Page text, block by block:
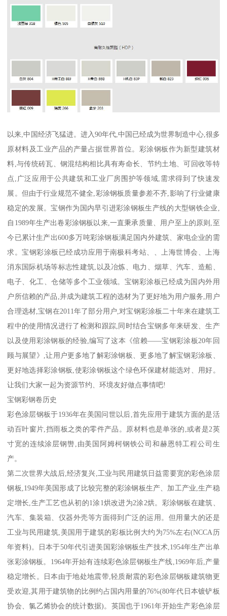
以来,中国经济飞猛进。进入90年代,中国已经成为世界制造中心,很多
原材料及工业产品的产量占据世界首位。彩涂钢板作为新型建筑材
料,与传统砖瓦、钢混结构相比具有寿命长、节约土地、可回收等特
点,广泛应用于公共建筑和工业厂房围护等领域,需求得到了快速发
展。但由于行业规范不健全,彩涂钢板质量参差不齐,影响了行业健康
稳定的发展。宝钢作为国内早引进彩涂钢板生产线的大型钢铁企业,
自1989年生产出卷彩涂钢板以来,一直秉承质量、用户至上的原则,至
今已累计生产出600多万吨彩涂钢板满足国内外建筑、家电企业的需
求。宝钢彩涂板已经成功应用于南极科考站、、上海世博会、上海
消东国际机场等标志性建筑,以及冶炼、电力、烟草、汽车、造船、
电子、化工、仓储等多个工业领域。宝钢彩涂板已经成为国内外用
户所信赖的产品,并成为建筑工程的选材为了更好地为用户服务,用户
合理选材,宝钢在2011年了部分用户,对宝钢彩涂板二十年来在建筑工
程中的使用情况进行了检测和跟踪,同时结合宝钢多年来研发、生产
以及使用彩涂钢板的经验,编写了这本《倌赖——宝钢彩涂板20年回
顾与展望》,让用户更多地了解彩涂钢板、更多地了解宝钢彩涂板、
更好地选择彩涂钢板,使彩涂钢板这个绿色环保建材能选对、用好。
让我们大家一起为资源节约、环境友好做点事情吧!
宝钢彩钢卷历史
彩色涂层钢板于1936年在美国问世以后,首先应用于建筑方面的是活
动百叶窗片,挡雨板之类的零件产品。原材料也是单张的,或者是2英
寸宽的连续涂层钢辔,由美国阿姆柯钢铁公司和赫恩特工程公司生
产。
第二次世界大战后,经济复兴,工业与民用建筑日益需要宽的彩色涂层
钢板,1949年美国形成了比较完整的彩涂钢板生产、加工产业,生产稳
定增长,生产工艺也从初的1涂1烘改进为2涂2烘。彩涂钢板在建筑、
汽车、集装箱、仪器外壳等方面得到广泛的运用。但用量大的还是
工业与民用建筑,美国用于建筑的彩板比例大约为75%左右(NCCA历
年资料)。日本于50年代引进美国彩涂钢板生产技术,1954年生产出单
张彩涂钢板。1964年开始有连续彩色涂层钢板生产线,1969年后,产量
稳定增长。日本由于地处地震带,轻质耐震的彩色涂层钢板建筑物更
受欢迎,其用于建筑物的比例约占国内用量的76%(80年代日本镀铲板
协会、氯乙烯协会的统计数据)。英国也于1961年开始生产彩色涂层